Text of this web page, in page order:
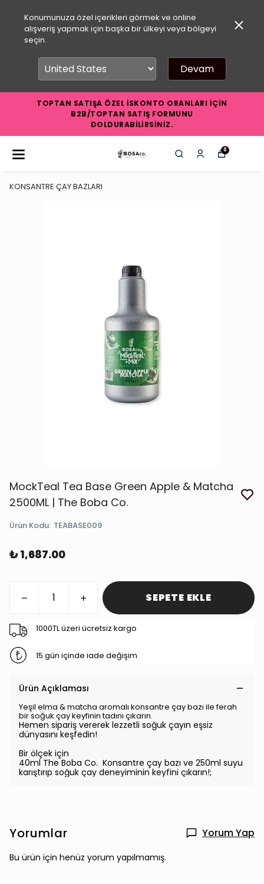
Konumunuza özel içerikleri görmek ve online
alışveriş yapmak için başka bir ülkeyi veya bölgeyi
seçin.
Devam
TOPTAN SATIŞA ÖZEL İSKONTO ORANLARI İÇİN
B2B/TOPTAN SATIŞ FORMUNU
DOLDURABİLİRSİNİZ.
0
KONSANTRE ÇAY BAZLARI
MockTeal Tea Base Green Apple & Matcha
2500ML | The Boba Co.
Ürün Kodu: TEABASE009
₺ 1,687.00
SEPETE EKLE
1000TL üzeri ücretsiz kargo
15 gün içinde iade değişim
Ürün Açıklaması
Yeşil elma & matcha aromalı konsantre çay bazı ile ferah
bir soğuk çay keyfinin tadını çıkarın.
Hemen sipariş vererek lezzetli soğuk çayın eşsiz
dünyasını keşfedin!
Bir ölçek için
40ml The Boba Co. Konsantre çay bazı ve 250ml suyu
karıştırıp soğuk çay deneyiminin keyfini çıkarın!;
Yorumlar Yorum Yap
Bu ürün için henüz yorum yapılmamış.